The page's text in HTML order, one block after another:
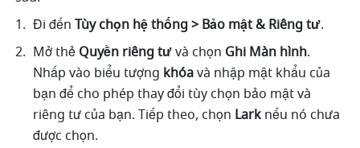
Đi đến Tùy chọn hệ thống > Bảo mật & Riêng tư.
Mở thẻ Quyền riêng tư và chọn Ghi Màn hình.
Nhấp vào biểu tượng khóa và nhập mật khẩu của
bạn để cho phép thay đổi tùy chọn bảo mật và
riêng tư của bạn. Tiếp theo, chọn Lark nếu nó chưa
được chọn.